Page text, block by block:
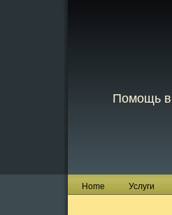
Помощь в
Home Услуги